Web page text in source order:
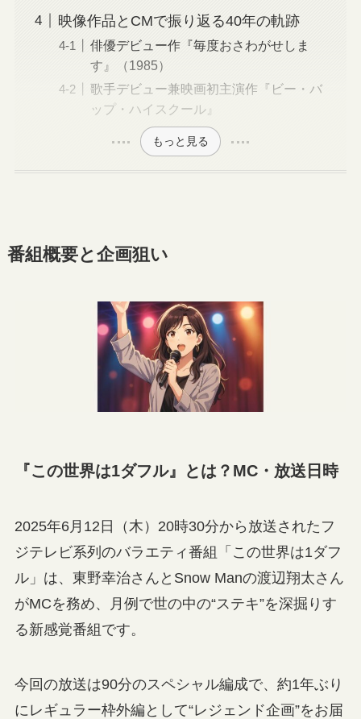
映像作品とCMで振り返る40年の軌跡
俳優デビュー作『毎度おさわがせしま
す』（1985）
歌手デビュー兼映画初主演作『ビー・バ
ップ・ハイスクール』
もっと見る
番組概要と企画狙い
『この世界は1ダフル』とは？MC・放送日時
2025年6月12日（木）20時30分から放送されたフ
ジテレビ系列のバラエティ番組「この世界は1ダフ
ル」は、東野幸治さんとSnow Manの渡辺翔太さん
がMCを務め、月例で世の中の“ステキ”を深掘りす
る新感覚番組です。
今回の放送は90分のスペシャル編成で、約1年ぶり
にレギュラー枠外編として“レジェンド企画”をお届